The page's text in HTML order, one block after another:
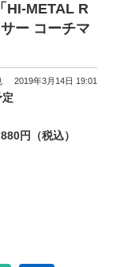
HI-METAL R
ー コーチマ
2019年3月14日 19:01
円（税込）